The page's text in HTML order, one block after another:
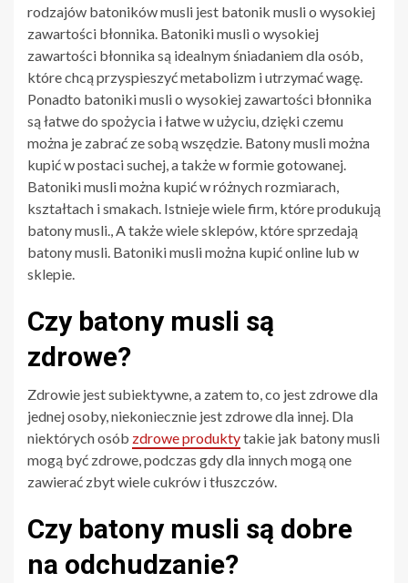
rodzajów batoników musli jest batonik musli o wysokiej
zawartości błonnika. Batoniki musli o wysokiej
zawartości błonnika są idealnym śniadaniem dla osób,
które chcą przyspieszyć metabolizm i utrzymać wagę.
Ponadto batoniki musli o wysokiej zawartości błonnika
są łatwe do spożycia i łatwe w użyciu, dzięki czemu
można je zabrać ze sobą wszędzie. Batony musli można
kupić w postaci suchej, a także w formie gotowanej.
Batoniki musli można kupić w różnych rozmiarach,
kształtach i smakach. Istnieje wiele firm, które produkują
batony musli., A także wiele sklepów, które sprzedają
batony musli. Batoniki musli można kupić online lub w
sklepie.
Czy batony musli są
zdrowe?
Zdrowie jest subiektywne, a zatem to, co jest zdrowe dla
jednej osoby, niekoniecznie jest zdrowe dla innej. Dla
niektórych osób zdrowe produktytakie jak batony musli
mogą być zdrowe, podczas gdy dla innych mogą one
zawierać zbyt wiele cukrów i tłuszczów.
Czy batony musli są dobre
na odchudzanie?